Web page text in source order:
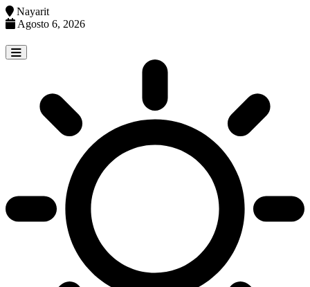
Nayarit
Agosto 6, 2026
to
content